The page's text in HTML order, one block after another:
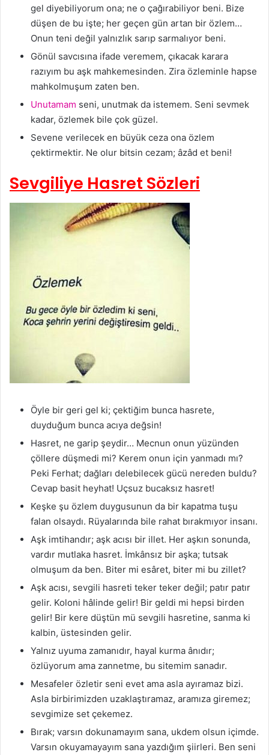
gel diyebiliyorum ona; ne o çağırabiliyor beni. Bize
düşen de bu işte; her geçen gün artan bir özlem…
Onun teni değil yalnızlık sarıp sarmalıyor beni.
Gönül savcısına ifade veremem, çıkacak karara
razıyım bu aşk mahkemesinden. Zira özleminle hapse
mahkolmuşum zaten ben.
Unutamam seni, unutmak da istemem. Seni sevmek
kadar, özlemek bile çok güzel.
Sevene verilecek en büyük ceza ona özlem
çektirmektir. Ne olur bitsin cezam; âzâd et beni!
Sevgiliye Hasret Sözleri
Öyle bir geri gel ki; çektiğim bunca hasrete,
duyduğum bunca acıya değsin!
Hasret, ne garip şeydir… Mecnun onun yüzünden
çöllere düşmedi mi? Kerem onun için yanmadı mı?
Peki Ferhat; dağları delebilecek gücü nereden buldu?
Cevap basit heyhat! Uçsuz bucaksız hasret!
Keşke şu özlem duygusunun da bir kapatma tuşu
falan olsaydı. Rüyalarında bile rahat bırakmıyor insanı.
Aşk imtihandır; aşk acısı bir illet. Her aşkın sonunda,
vardır mutlaka hasret. İmkânsız bir aşka; tutsak
olmuşum da ben. Biter mi esâret, biter mi bu zillet?
Aşk acısı, sevgili hasreti teker teker değil; patır patır
gelir. Koloni hâlinde gelir! Bir geldi mi hepsi birden
gelir! Bir kere düştün mü sevgili hasretine, sanma ki
kalbin, üstesinden gelir.
Yalnız uyuma zamanıdır, hayal kurma ânıdır;
özlüyorum ama zannetme, bu sitemim sanadır.
Mesafeler özletir seni evet ama asla ayıramaz bizi.
Asla birbirimizden uzaklaştıramaz, aramıza giremez;
sevgimize set çekemez.
Bırak; varsın dokunamayım sana, ukdem olsun içimde.
Varsın okuyamayayım sana yazdığım şiirleri. Ben seni